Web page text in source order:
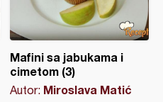
Mafini sa jabukama i
cimetom (3)
Autor: Miroslava Matić